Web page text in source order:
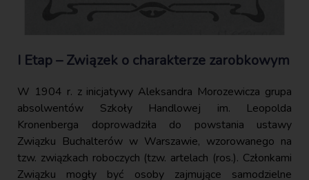
I Etap – Związek o charakterze zarobkowym
W 1904 r. z inicjatywy Aleksandra Morozewicza grupa
absolwentów Szkoły Handlowej im. Leopolda
Kronenberga doprowadziła do powstania ustawy
Związku Buchalterów w Warszawie, wzorowanego na
tzw. związkach roboczych (tzw. artelach (ros.). Członkami
Związku mogły być osoby zajmujące samodzielne